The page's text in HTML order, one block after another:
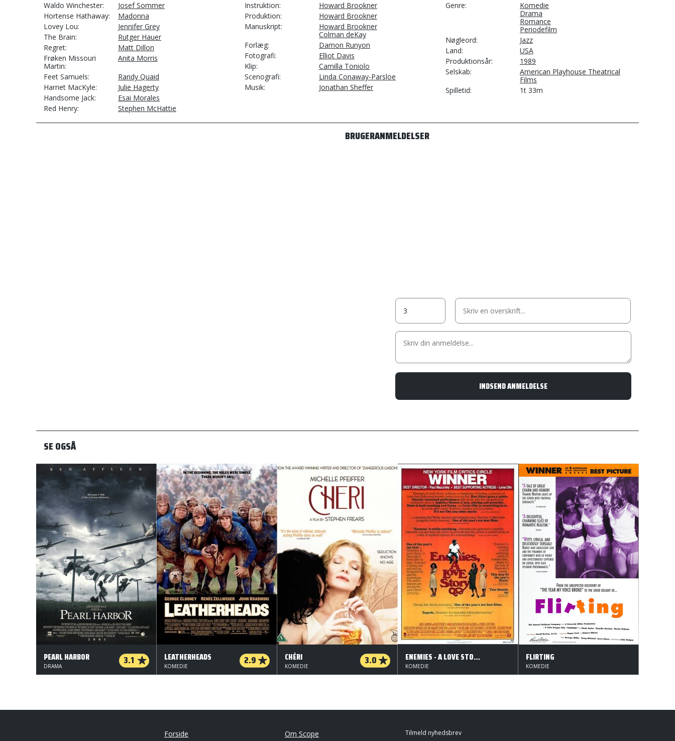
Waldo Winchester
Josef Sommer
Hortense Hathaway
Madonna
Lovey Lou
Jennifer Grey
The Brain
Rutger Hauer
Regret
Matt Dillon
Frøken Missouri
Martin
Anita Morris
Feet Samuels
Randy Quaid
Harriet MacKyle
Julie Hagerty
Handsome Jack
Esai Morales
Red Henry
Stephen McHattie
Instruktion
Howard Brookner
Produktion
Howard Brookner
Manuskript
Howard Brookner
Colman deKay
Forlæg
Damon Runyon
Fotografi
Elliot Davis
Klip
Camilla Toniolo
Scenografi
Linda Conaway-Parsloe
Musik
Jonathan Sheffer
Genre
Komedie
Drama
Romance
Periodefilm
Nøgleord
Jazz
Land
USA
Produktionsår
1989
Selskab
American Playhouse Theatrical
Films
Spilletid
1t 33m
BRUGERANMELDELSER
SE OGSÅ
PEARL HARBOR 3.1
DRAMA
LEATHERHEADS 2.9
KOMEDIE
CHÉRI 3.0
KOMEDIE
ENEMIES - A LOVE STORY. EN HISTORIE OM KÆRLIGHED
KOMEDIE
FLIRTING
KOMEDIE
Forside Om Scope Tilmeld nyhedsbrev